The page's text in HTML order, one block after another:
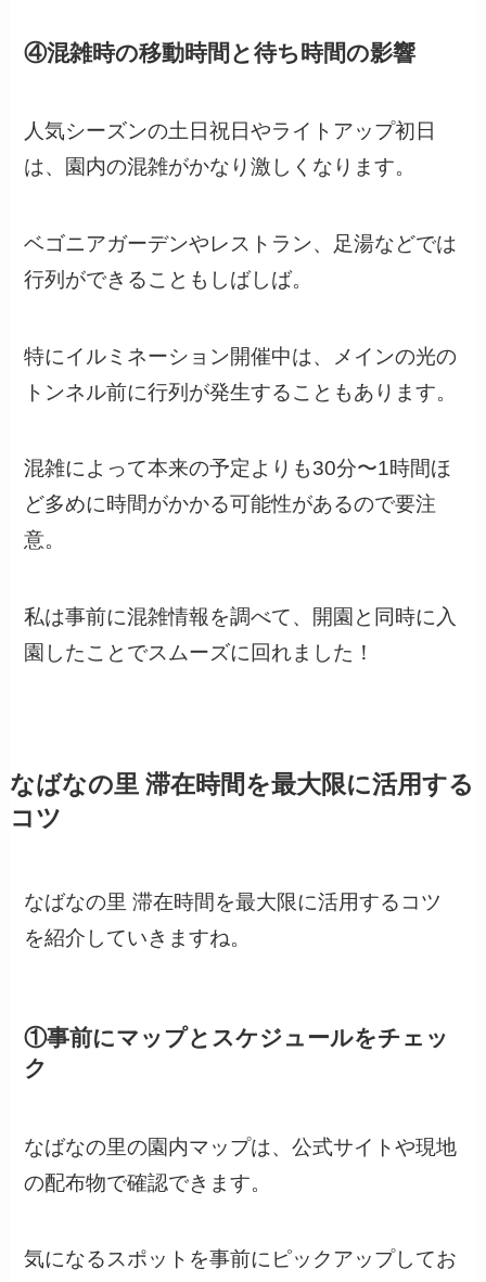
④混雑時の移動時間と待ち時間の影響
人気シーズンの土日祝日やライトアップ初日
は、園内の混雑がかなり激しくなります。
ベゴニアガーデンやレストラン、足湯などでは
行列ができることもしばしば。
特にイルミネーション開催中は、メインの光の
トンネル前に行列が発生することもあります。
混雑によって本来の予定よりも30分〜1時間ほ
ど多めに時間がかかる可能性があるので要注
意。
私は事前に混雑情報を調べて、開園と同時に入
園したことでスムーズに回れました！
なばなの里 滞在時間を最大限に活用する
コツ
なばなの里 滞在時間を最大限に活用するコツ
を紹介していきますね。
①事前にマップとスケジュールをチェッ
ク
なばなの里の園内マップは、公式サイトや現地
の配布物で確認できます。
気になるスポットを事前にピックアップしてお